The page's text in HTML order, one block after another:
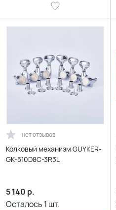
нет отзывов
Колковый механизм GUYKER-
GK-510D8C-3R3L
5 140 р.
Осталось 1 шт.